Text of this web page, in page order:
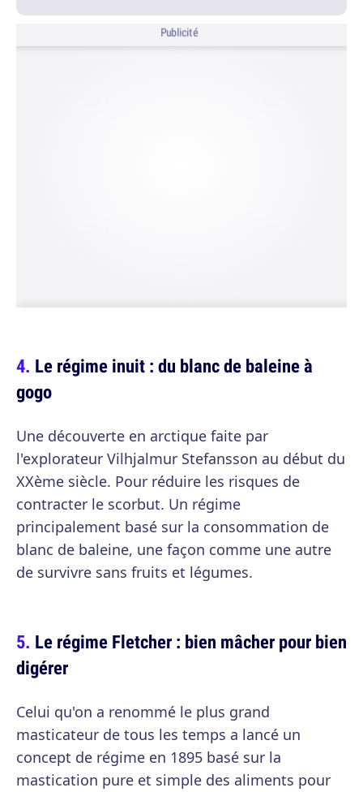
Publicité
Le régime inuit : du blanc de baleine à
gogo
Une découverte en arctique faite par
l'explorateur Vilhjalmur Stefansson au début du
XXème siècle. Pour réduire les risques de
contracter le scorbut. Un régime
principalement basé sur la consommation de
blanc de baleine, une façon comme une autre
de survivre sans fruits et légumes.
Le régime Fletcher : bien mâcher pour bien
digérer
Celui qu'on a renommé le plus grand
masticateur de tous les temps a lancé un
concept de régime en 1895 basé sur la
mastication pure et simple des aliments pour